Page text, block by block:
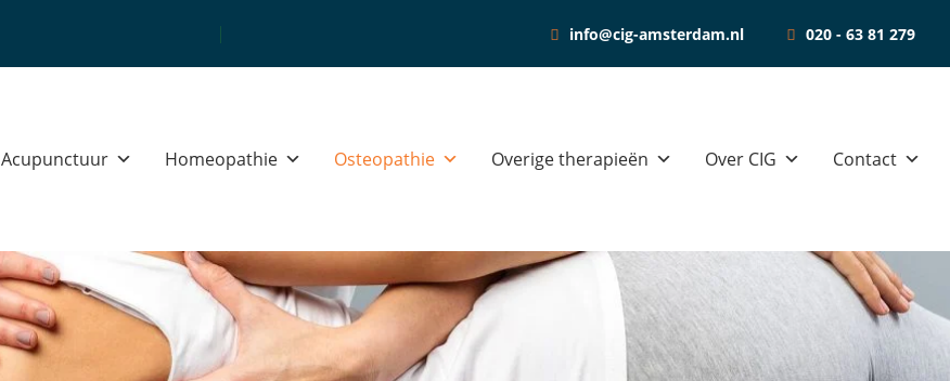
info@cig-amsterdam.nl 020 - 63 81 279
Acupunctuur Homeopathie Osteopathie Overige therapieën Over CIG Contact